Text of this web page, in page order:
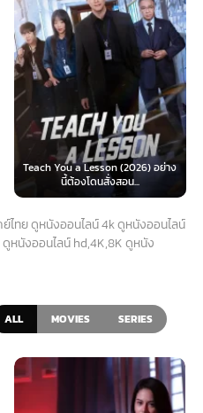
Teach You a Lesson (2026) อย่าง
นี้ต้องโดนสั่งสอน...
ไทย ดูหนังออนไลน์ 4k ดูหนังออนไลน์
หนังออนไลน์ hd,4K,8K ดูหนัง
ALL MOVIES SERIES